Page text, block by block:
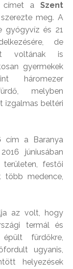
címet aSzent
szerezte meg. A
gyógyvíz és 21
de
voltának is
gyermekek
háromezer
melyben
izgalmas beltéri
cím a Baranya
júniusában
festői
több medence,
az volt, hogy
termál és
fürdőkre,
ugyanis,
helyezések